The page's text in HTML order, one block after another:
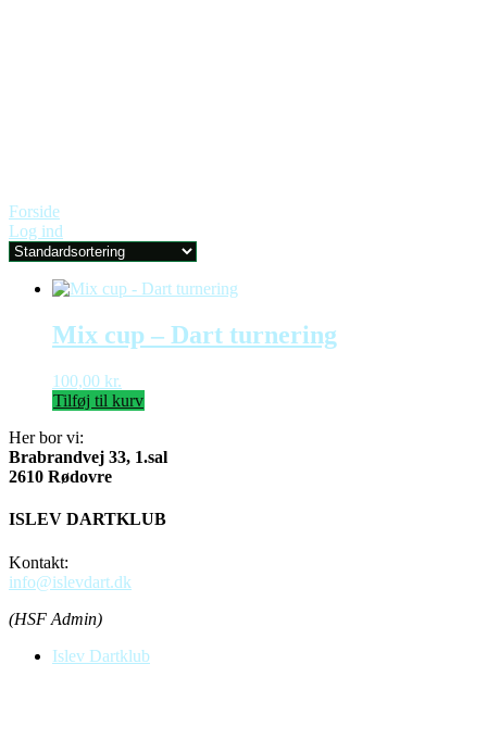
Forside
Log ind
Mix cup – Dart turnering
100,00 kr.
Tilføj til kurv
Her bor vi:
Brabrandvej 33, 1.sal
2610 Rødovre
ISLEV DARTKLUB
Kontakt:
info@islevdart.dk
(HSF Admin)
Islev Dartklub